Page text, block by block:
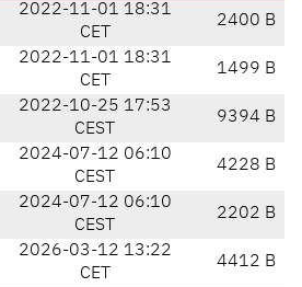
2022-11-01 18:31
CET
2400 B
2022-11-01 18:31
CET
1499 B
2022-10-25 17:53
CEST
9394 B
2024-07-12 06:10
CEST
4228 B
2024-07-12 06:10
CEST
2202 B
2026-03-12 13:22
CET
4412 B